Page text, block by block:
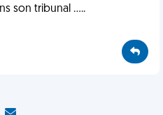
son tribunal .....